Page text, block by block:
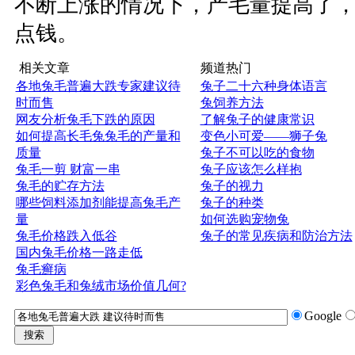
不断上涨的情况下，产毛量提高了
点钱。
相关文章
各地兔毛普遍大跌专家建议待
时而售
网友分析兔毛下跌的原因
如何提高长毛兔兔毛的产量和
质量
兔毛一剪 财富一串
兔毛的贮存方法
哪些饲料添加剂能提高兔毛产
量
兔毛价格跌入低谷
国内兔毛价格一路走低
兔毛癣病
彩色兔毛和兔绒市场价值几何?
频道热门
兔子二十六种身体语言
兔饲养方法
了解兔子的健康常识
变色小可爱——狮子兔
兔子不可以吃的食物
兔子应该怎么样抱
兔子的视力
兔子的种类
如何选购宠物兔
兔子的常见疾病和防治方法
Google